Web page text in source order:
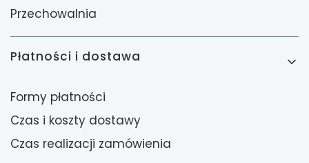
Przechowalnia
Płatności i dostawa
Formy płatności
Czas i koszty dostawy
Czas realizacji zamówienia